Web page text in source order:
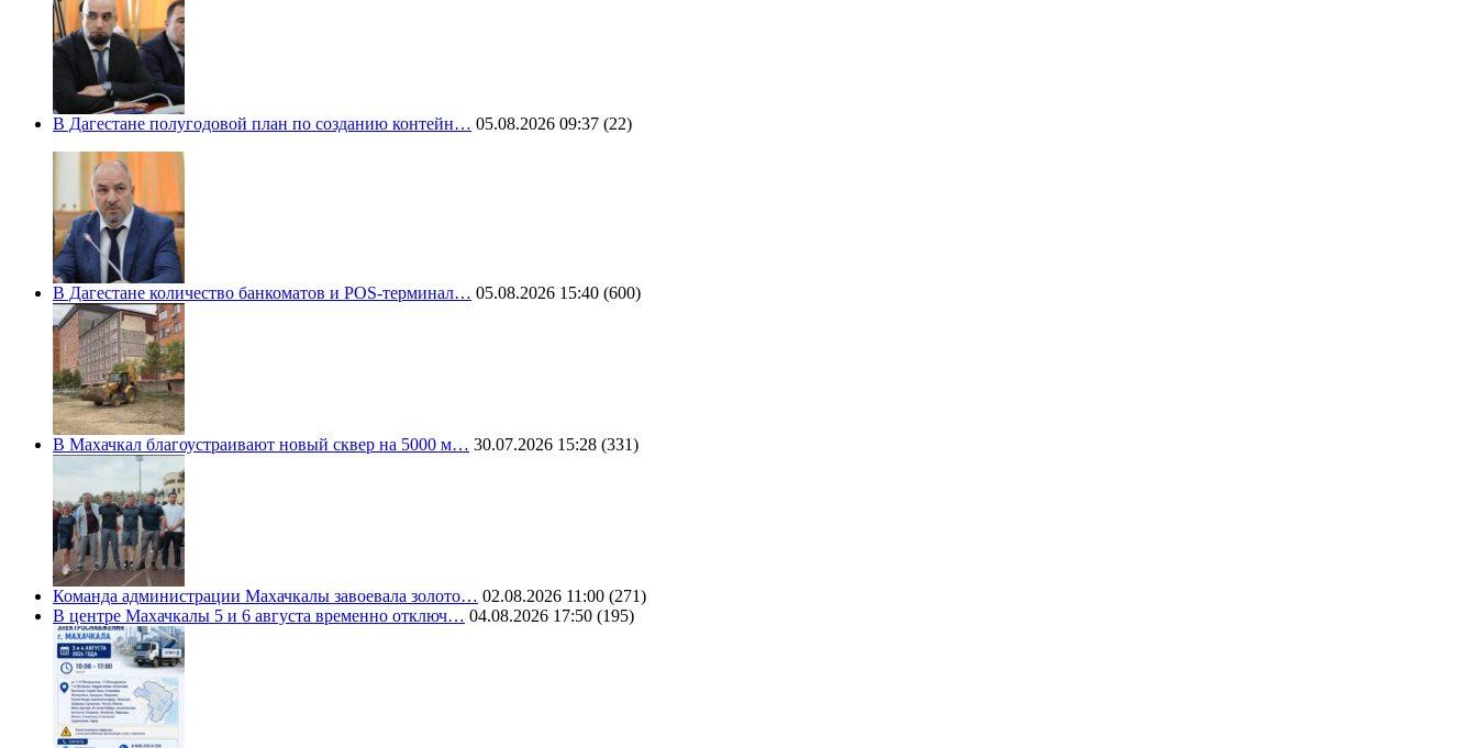
В Дагестане полугодовой план по созданию контейн… 05.08.2026 09:37 (22)
В Дагестане количество банкоматов и POS-терминал… 05.08.2026 15:40 (600)
В Махачкал благоустраивают новый сквер на 5000 м… 30.07.2026 15:28 (331)
Команда администрации Махачкалы завоевала золото… 02.08.2026 11:00 (271)
В центре Махачкалы 5 и 6 августа временно отключ… 04.08.2026 17:50 (195)